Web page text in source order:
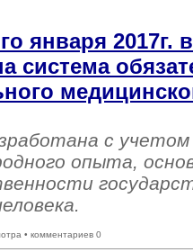
января 2017г.
система
с учетом
опыта,
• комментариев 0